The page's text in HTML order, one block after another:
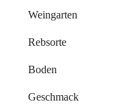
Weingarten
Rebsorte
Boden
Geschmack